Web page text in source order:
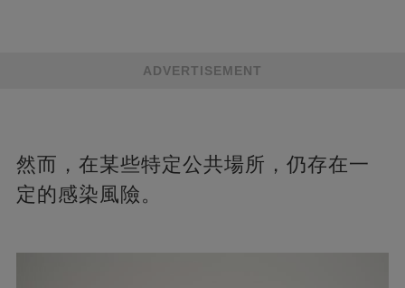
ADVERTISEMENT
然而，在某些特定公共場所，仍存在一
定的感染風險。